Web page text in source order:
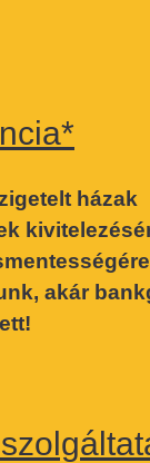
házak
akár